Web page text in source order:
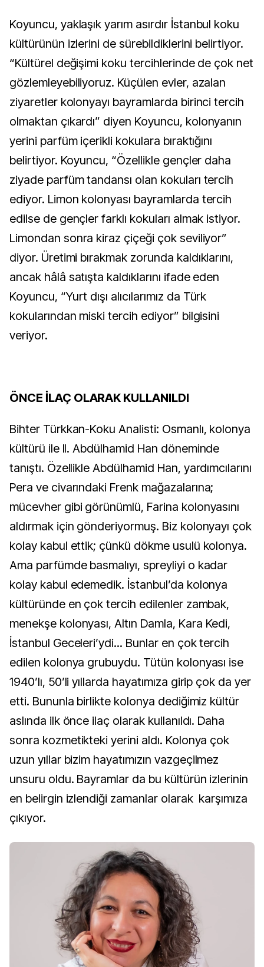
Koyuncu, yaklaşık yarım asırdır İstanbul koku
kültürünün izlerini de sürebildiklerini belirtiyor.
“Kültürel değişimi koku tercihlerinde de çok net
gözlemleyebiliyoruz. Küçülen evler, azalan
ziyaretler kolonyayı bayramlarda birinci tercih
olmaktan çıkardı” diyen Koyuncu, kolonyanın
yerini parfüm içerikli kokulara bıraktığını
belirtiyor. Koyuncu, “Özellikle gençler daha
ziyade parfüm tandansı olan kokuları tercih
ediyor. Limon kolonyası bayramlarda tercih
edilse de gençler farklı kokuları almak istiyor.
Limondan sonra kiraz çiçeği çok seviliyor”
diyor. Üretimi bırakmak zorunda kaldıklarını,
ancak hâlâ satışta kaldıklarını ifade eden
Koyuncu, “Yurt dışı alıcılarımız da Türk
kokularından miski tercih ediyor” bilgisini
veriyor.
ÖNCE İLAÇ OLARAK KULLANILDI
Bihter Türkkan-Koku Analisti: Osmanlı, kolonya
kültürü ile II. Abdülhamid Han döneminde
tanıştı. Özellikle Abdülhamid Han, yardımcılarını
Pera ve civarındaki Frenk mağazalarına;
mücevher gibi görünümlü, Farina kolonyasını
aldırmak için gönderiyormuş. Biz kolonyayı çok
kolay kabul ettik; çünkü dökme usulü kolonya.
Ama parfümde basmalıyı, spreyliyi o kadar
kolay kabul edemedik. İstanbul’da kolonya
kültüründe en çok tercih edilenler zambak,
menekşe kolonyası, Altın Damla, Kara Kedi,
İstanbul Geceleri’ydi... Bunlar en çok tercih
edilen kolonya grubuydu. Tütün kolonyası ise
1940’lı, 50’li yıllarda hayatımıza girip çok da yer
etti. Bununla birlikte kolonya dediğimiz kültür
aslında ilk önce ilaç olarak kullanıldı. Daha
sonra kozmetikteki yerini aldı. Kolonya çok
uzun yıllar bizim hayatımızın vazgeçilmez
unsuru oldu. Bayramlar da bu kültürün izlerinin
en belirgin izlendiği zamanlar olarak karşımıza
çıkıyor.